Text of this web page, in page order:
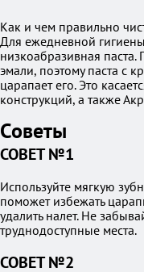
Как и чем правильно
Для ежедневной
низкоабразивная паста.
эмали, поэтому паста с
царапает его. Это
конструкций, а также
Советы
СОВЕТ №1
Используйте мягкую
поможет избежать
удалить налет. Не
труднодоступные места.
СОВЕТ №2